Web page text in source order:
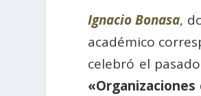
Ignacio Bonasa,
académico
celebró el